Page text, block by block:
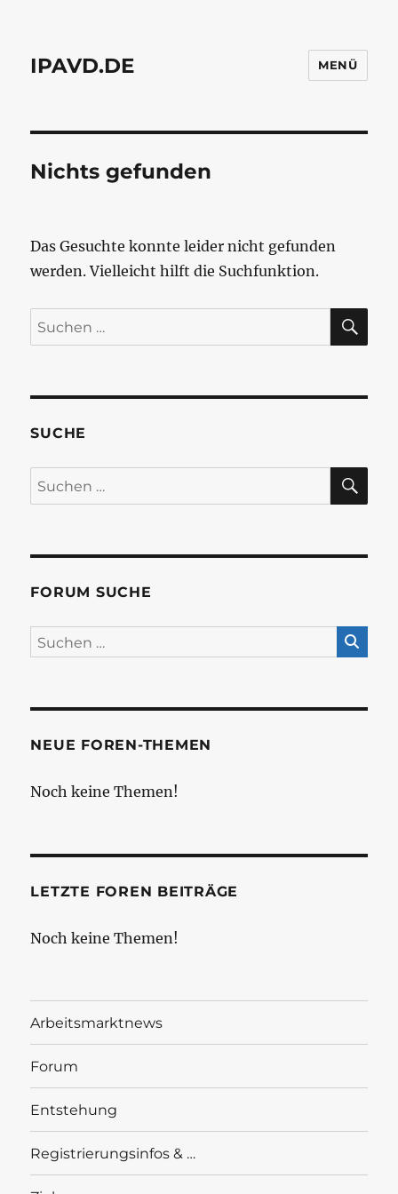
IPAVD.DE MENÜ
Nichts gefunden
Das Gesuchte konnte leider nicht gefunden
werden. Vielleicht hilft die Suchfunktion.
Suchen
nach:
SUCHE
Suchen
nach:
FORUM SUCHE
NEUE FOREN-THEMEN
Noch keine Themen!
LETZTE FOREN BEITRÄGE
Noch keine Themen!
Arbeitsmarktnews
Forum
Entstehung
Registrierungsinfos & …